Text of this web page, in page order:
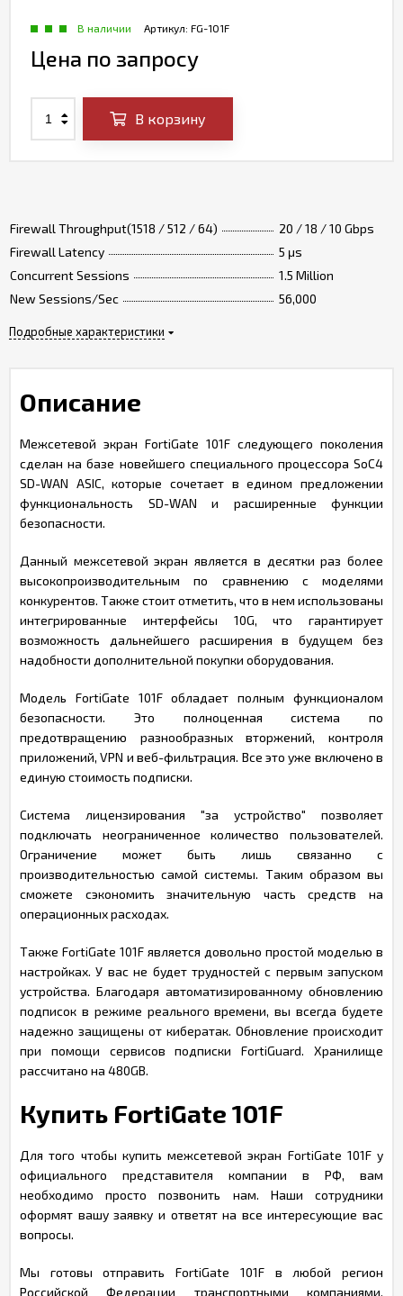
Firewall Throughput(1518 / 512 / 64)
20 / 18 / 10 Gbps
Firewall Latency
5 μs
Concurrent Sessions
1.5 Million
New Sessions/Sec
56,000
Подробные характеристики
Артикул: FG-101F
В наличии
Цена по запросу
В корзину
Описание
Межсетевой экран FortiGate 101F следующего поколения
сделан на базе новейшего специального процессора SoC4
SD-WAN ASIC, которые сочетает в едином предложении
функциональность SD-WAN и расширенные функции
безопасности.
Данный межсетевой экран является в десятки раз более
высокопроизводительным по сравнению с моделями
конкурентов. Также стоит отметить, что в нем использованы
интегрированные интерфейсы 10G, что гарантирует
возможность дальнейшего расширения в будущем без
надобности дополнительной покупки оборудования.
Модель FortiGate 101F обладает полным функционалом
безопасности. Это полноценная система по
предотвращению разнообразных вторжений, контроля
приложений, VPN и веб-фильтрация. Все это уже включено в
единую стоимость подписки.
Система лицензирования "за устройство" позволяет
подключать неограниченное количество пользователей.
Ограничение может быть лишь связанно с
производительностью самой системы. Таким образом вы
сможете сэкономить значительную часть средств на
операционных расходах.
Также FortiGate 101F является довольно простой моделью в
настройках. У вас не будет трудностей с первым запуском
устройства. Благодаря автоматизированному обновлению
подписок в режиме реального времени, вы всегда будете
надежно защищены от кибератак. Обновление происходит
при помощи сервисов подписки FortiGuard. Хранилище
рассчитано на 480GB.
Купить FortiGate 101F
Для того чтобы купить межсетевой экран FortiGate 101F у
официального представителя компании в РФ, вам
необходимо просто позвонить нам. Наши сотрудники
оформят вашу заявку и ответят на все интересующие вас
вопросы.
Мы готовы отправить FortiGate 101F в любой регион
Российской Федерации транспортными компаниями.